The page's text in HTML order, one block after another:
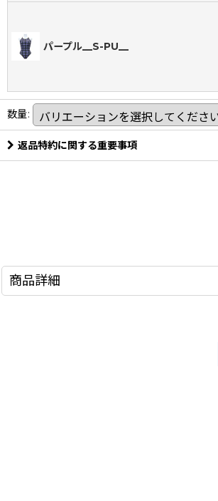
パープル__S-PU__
数量:
返品特約に関する重要事項
商品詳細